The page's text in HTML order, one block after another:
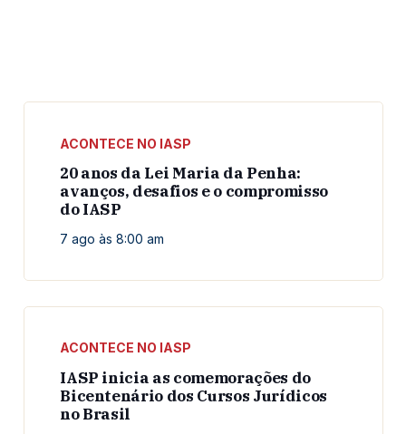
ACONTECE NO IASP
20 anos da Lei Maria da Penha:
avanços, desafios e o compromisso
do IASP
7 ago às 8:00 am
ACONTECE NO IASP
IASP inicia as comemorações do
Bicentenário dos Cursos Jurídicos
no Brasil